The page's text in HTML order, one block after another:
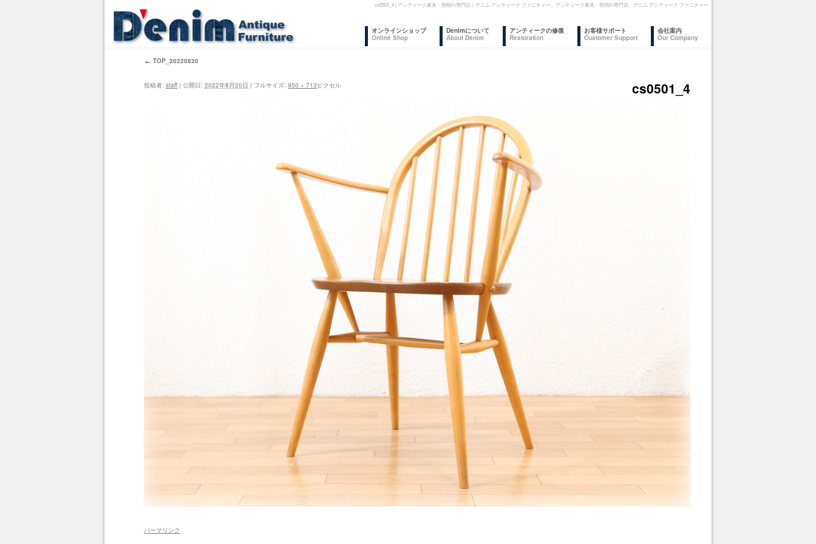
cs0501_4 | アンティーク家具・照明の専門店｜デニム アンティーク ファニチャー。アンティーク家具・照明の専門店 デニム アンティーク ファニチャー
ン
キ
オンラインショップ
Online Shop
Denimについて
About Denim
アンティークの修復
Restoration
お客様サポート
Customer Support
会社案内
Our Company
← TOP_20220820
cs0501_4
投稿者: staff | 公開日: 2022年8月20日 | フルサイズ: 950 × 713 ピクセル
パーマリンク